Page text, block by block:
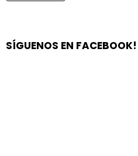
SÍGUENOS EN FACEBOOK!